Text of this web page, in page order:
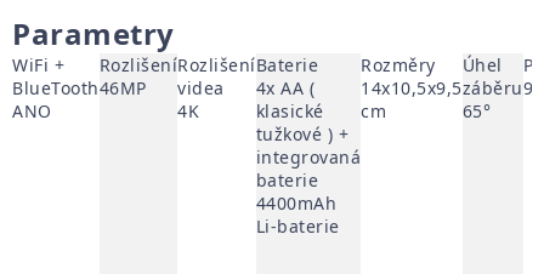
Parametry
WiFi +
BlueTooth
ANO
Rozlišení
46MP
Rozlišení
videa
4K
Baterie
4x AA (
klasické
tužkové ) +
integrovaná
baterie
4400mAh
Li-baterie
Rozměry
14x10,5x9,5
cm
Úhel
záběru
65°